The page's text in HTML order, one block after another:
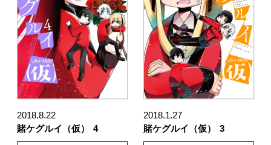
2018.8.22
賭ケグルイ（仮）
4
2018.1.27
賭ケグルイ（仮）
3